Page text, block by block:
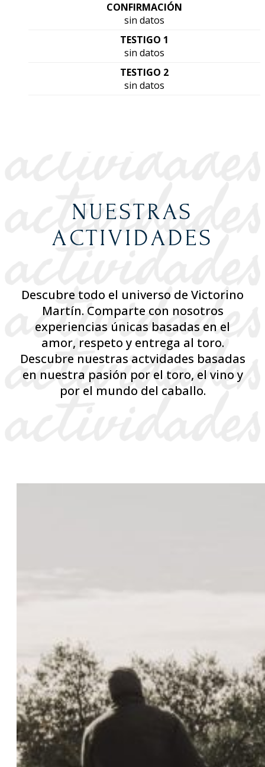
CONFIRMACIÓN
sin datos
TESTIGO 1
sin datos
TESTIGO 2
sin datos
NUESTRAS
ACTIVIDADES
Descubre todo el universo de Victorino
Martín. Comparte con nosotros
experiencias únicas basadas en el
amor, respeto y entrega al toro.
Descubre nuestras actvidades basadas
en nuestra pasión por el toro, el vino y
por el mundo del caballo.